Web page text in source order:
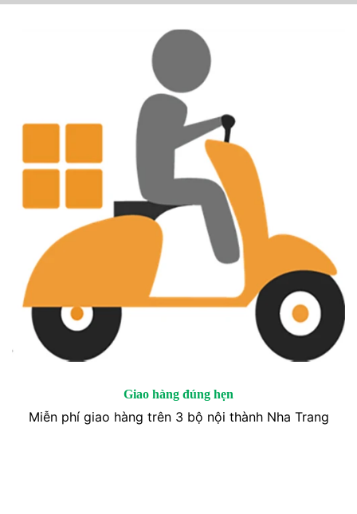
Giao hàng đúng hẹn
Miễn phí giao hàng trên 3 bộ nội thành Nha Trang